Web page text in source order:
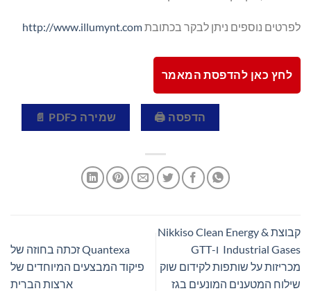
לפרטים נוספים ניתן לבקר בכתובתhttp://www.illumynt.com
לחץ כאן להדפסת המאמר
הדפסה 🖨 שמירה כPDF 📄
קבוצת Nikkiso Clean Energy &
Industrial Gases ו-GTT
מכריזות על שותפות לקידום שוק
שילוח המטענים המונעים בגז
Quantexa זכתה בחוזה של
פיקוד המבצעים המיוחדים של
ארצות הברית